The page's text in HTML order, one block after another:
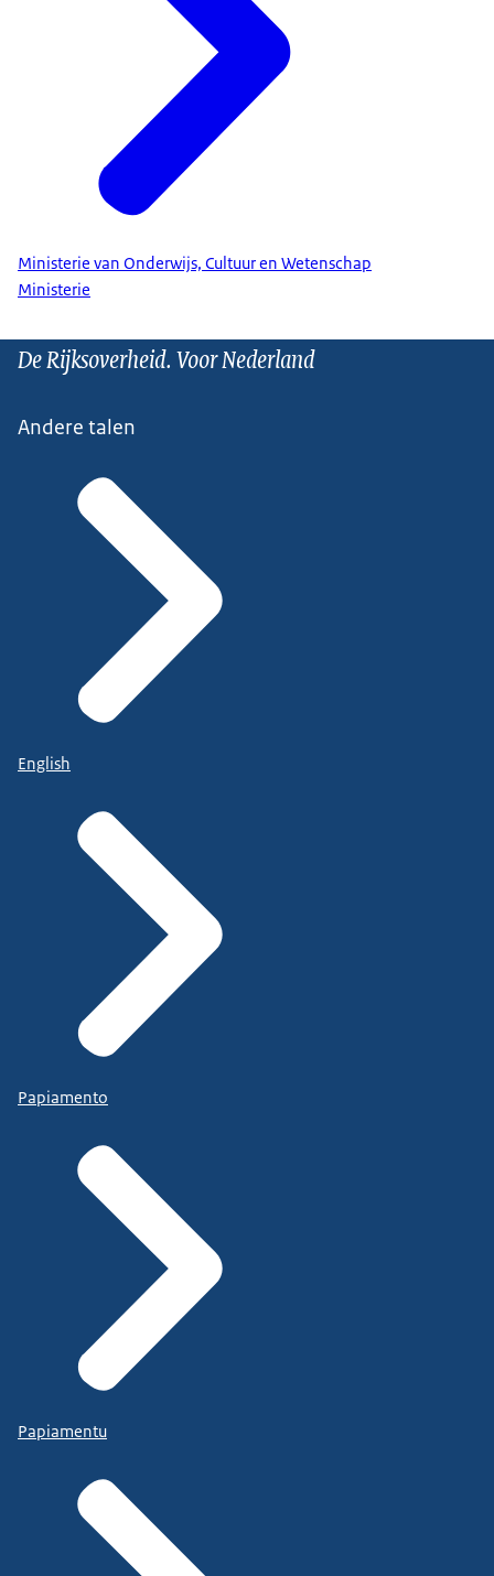
Ministerie van Onderwijs, Cultuur en Wetenschap
Ministerie
De Rijksoverheid. Voor Nederland
Andere talen
English
Papiamento
Papiamentu